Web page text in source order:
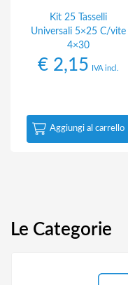
Kit 25 Tasselli
Universali 5×25 C/vite
4×30
€ 2,15 IVA incl.
Aggiungi al carrello
Le Categorie